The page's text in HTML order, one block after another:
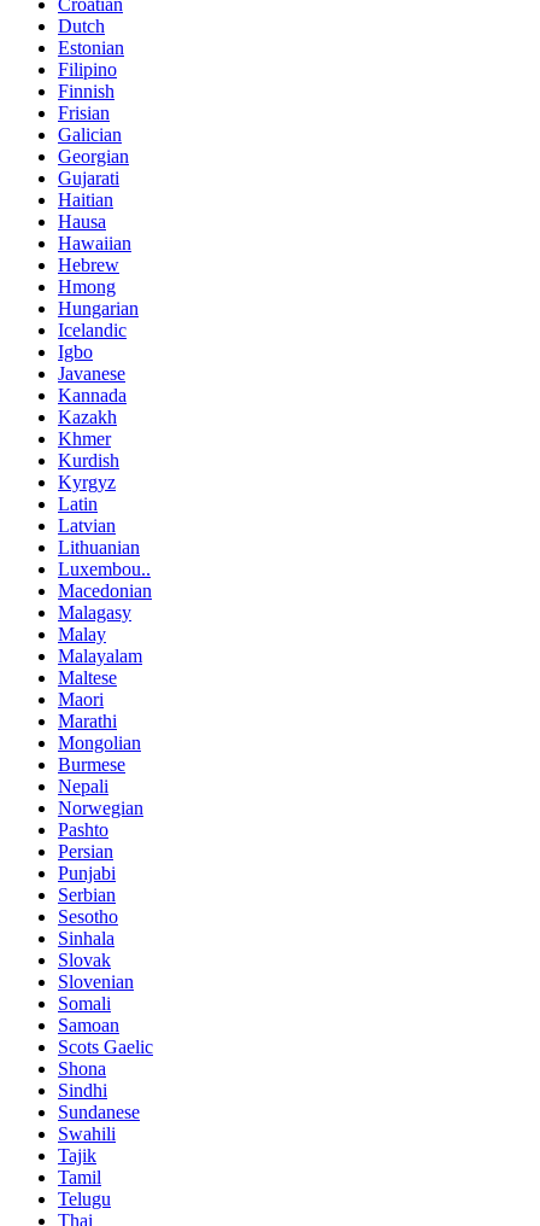
Croatian
Dutch
Estonian
Filipino
Finnish
Frisian
Galician
Georgian
Gujarati
Haitian
Hausa
Hawaiian
Hebrew
Hmong
Hungarian
Icelandic
Igbo
Javanese
Kannada
Kazakh
Khmer
Kurdish
Kyrgyz
Latin
Latvian
Lithuanian
Luxembou..
Macedonian
Malagasy
Malay
Malayalam
Maltese
Maori
Marathi
Mongolian
Burmese
Nepali
Norwegian
Pashto
Persian
Punjabi
Serbian
Sesotho
Sinhala
Slovak
Slovenian
Somali
Samoan
Scots Gaelic
Shona
Sindhi
Sundanese
Swahili
Tajik
Tamil
Telugu
Thai